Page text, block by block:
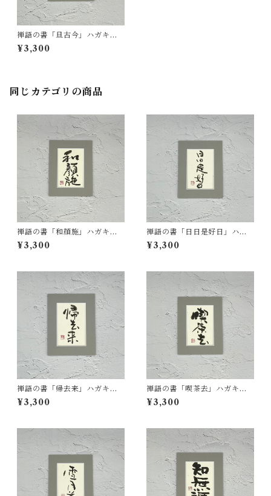
禅語の書「旦古今」ハガキサ
イズ 一点もの
¥3,300
同じカテゴリの商品
禅語の書「和顔施」ハガキサ
イズ単品 一点もの
¥3,300
禅語の書「日日是好日」ハガ
キサイズ 一点もの
¥3,300
禅語の書「帰去来」ハガキサ
イズ 一点もの
¥3,300
禅語の書「喫茶去」ハガキサ
イズ 一点もの
¥3,300